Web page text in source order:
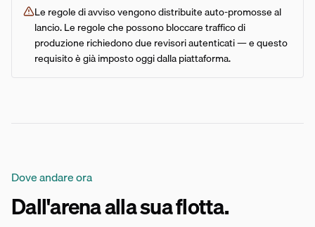
Le regole di avviso vengono distribuite auto-promosse al
lancio. Le regole che possono bloccare traffico di
produzione richiedono due revisori autenticati — e questo
requisito è già imposto oggi dalla piattaforma.
Dove andare ora
Dall'arena alla sua flotta.